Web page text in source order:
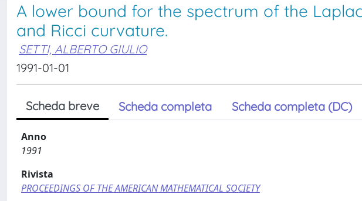
A lower bound for the spectrum of the
and Ricci curvature.
SETTI, ALBERTO GIULIO
1991-01-01
Scheda breve Scheda completa Scheda completa (DC)
Anno
1991
Rivista
PROCEEDINGS OF THE AMERICAN MATHEMATICAL SOCIETY